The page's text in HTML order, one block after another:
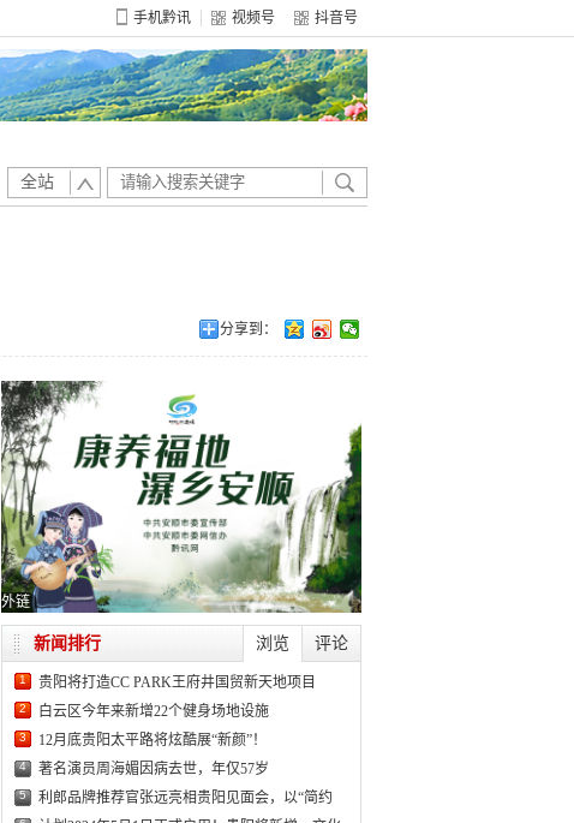
手机黔讯 视频号 抖音号
全站
分享到：
外链
浏览 评论
新闻排行
1 贵阳将打造CC PARK王府井国贸新天地项目
2 白云区今年来新增22个健身场地设施
3 12月底贵阳太平路将炫酷展“新颜”！
4 著名演员周海媚因病去世，年仅57岁
5 利郎品牌推荐官张远亮相贵阳见面会，以“简约